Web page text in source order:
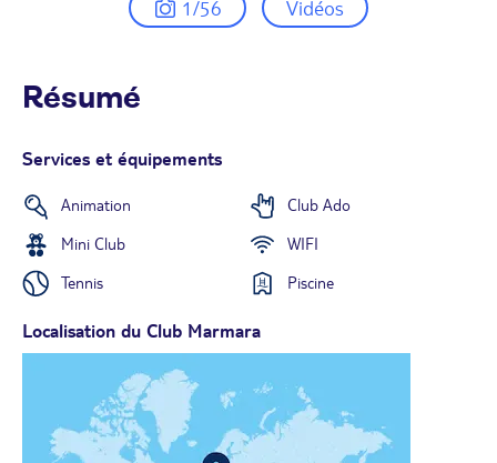
1/56 Vidéos
Résumé
Services et équipements
Animation
Club Ado
Mini Club
WIFI
Tennis
Piscine
Localisation du Club Marmara